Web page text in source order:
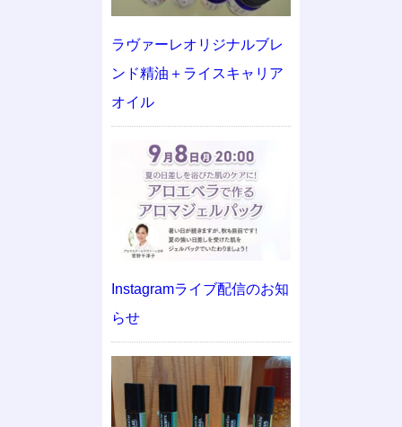
ラヴァーレオリジナルブレ
ンド精油＋ライスキャリア
オイル
Instagramライブ配信のお知
らせ